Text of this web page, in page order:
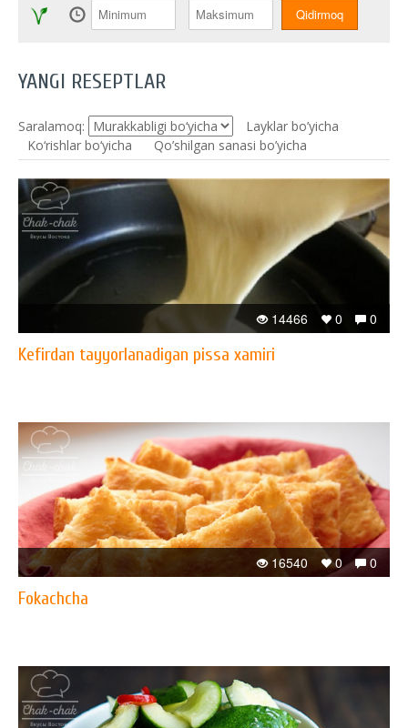
YANGI RESEPTLAR
Saralamoq:
Layklar bo’yicha
Ko‘rishlar bo‘yicha
Qo’shilgan sanasi bo’yicha
0
0
14466
Kefirdan tayyorlanadigan pissa xamiri
0
0
16540
Fokachcha